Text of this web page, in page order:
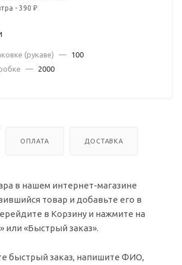
- 390 ₽
(рукаве) —
100
— 2000
ОПЛАТА ДОСТАВКА
в нашем интернет-магазине
товар и добавьте его в
в Корзину и нажмите на
или «Быстрый заказ».
быстрый заказ, напишите ФИО,